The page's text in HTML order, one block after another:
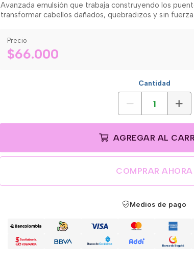
Avanzada emulsión que trabaja construyendo los
transformar cabellos dañados, quebradizos y sin fuerza.
Precio
$66.000
Cantidad
AGREGAR AL
COMPRAR AHORA
Medios de pago